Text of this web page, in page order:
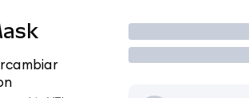
Operar